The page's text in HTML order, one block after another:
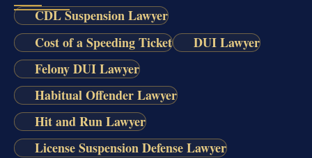
CDL Suspension Lawyer
Cost of a Speeding Ticket
DUI Lawyer
Felony DUI Lawyer
Habitual Offender Lawyer
Hit and Run Lawyer
License Suspension Defense Lawyer